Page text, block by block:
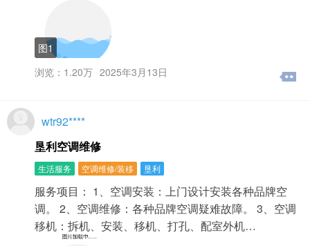
图1
浏览：1.20万 2025年3月13日
wtr92****
垦利空调维修
生活服务 空调维修/装移 垦利
服务项目： 1、空调安装：上门设计安装各种品牌空
调。 2、空调维修：各种品牌空调疑难故障。 3、空调
移机：拆机、安装、移机、打孔、配室外机…